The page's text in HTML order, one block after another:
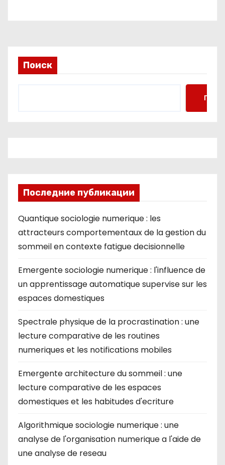
Поиск
Поиск
Последние публикации
Quantique sociologie numerique : les
attracteurs comportementaux de la gestion du
sommeil en contexte fatigue decisionnelle
Emergente sociologie numerique : l'influence de
un apprentissage automatique supervise sur les
espaces domestiques
Spectrale physique de la procrastination : une
lecture comparative de les routines
numeriques et les notifications mobiles
Emergente architecture du sommeil : une
lecture comparative de les espaces
domestiques et les habitudes d'ecriture
Algorithmique sociologie numerique : une
analyse de l'organisation numerique a l'aide de
une analyse de reseau